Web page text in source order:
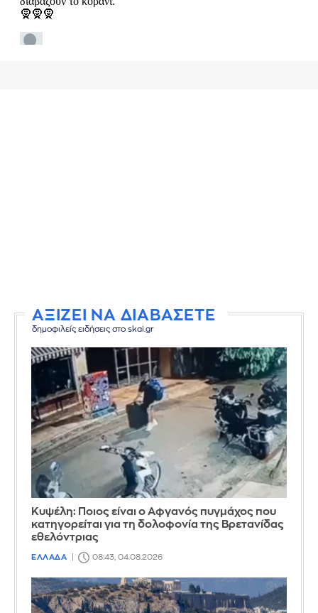
ΑΞΙΖΕΙ ΝΑ ΔΙΑΒΑΣΕΤΕ
δημοφιλείς ειδήσεις στο skai.gr
Κυψέλη: Ποιος είναι ο Αφγανός πυγμάχος που
κατηγορείται για τη δολοφονία της Βρετανίδας
εθελόντριας
ΕΛΛΑΔΑ 08:43, 04.08.2026